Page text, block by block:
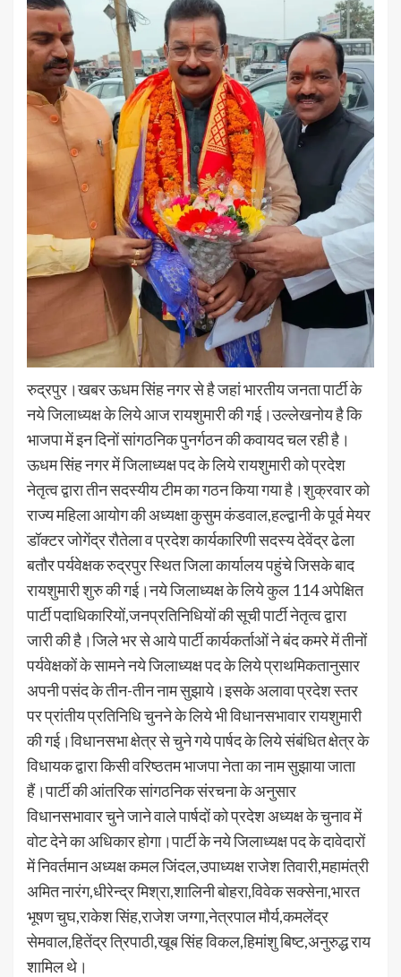
रुद्रपुर।खबर ऊधम सिंह नगर से है जहां भारतीय जनता पार्टी के
नये जिलाध्यक्ष के लिये आज रायशुमारी की गई।उल्लेखनोय है कि
भाजपा में इन दिनों सांगठनिक पुनर्गठन की कवायद चल रही है।
ऊधम सिंह नगर में जिलाध्यक्ष पद के लिये रायशुमारी को प्रदेश
नेतृत्व द्वारा तीन सदस्यीय टीम का गठन किया गया है।शुक्रवार को
राज्य महिला आयोग की अध्यक्षा कुसुम कंडवाल,हल्द्वानी के पूर्व मेयर
डॉक्टर जोगेंद्र रौतेला व प्रदेश कार्यकारिणी सदस्य देवेंद्र ढेला
बतौर पर्यवेक्षक रुद्रपुर स्थित जिला कार्यालय पहुंचे जिसके बाद
रायशुमारी शुरु की गई।नये जिलाध्यक्ष के लिये कुल 114 अपेक्षित
पार्टी पदाधिकारियों,जनप्रतिनिधियों की सूची पार्टी नेतृत्व द्वारा
जारी की है।जिले भर से आये पार्टी कार्यकर्ताओं ने बंद कमरे में तीनों
पर्यवेक्षकों के सामने नये जिलाध्यक्ष पद के लिये प्राथमिकतानुसार
अपनी पसंद के तीन-तीन नाम सुझाये।इसके अलावा प्रदेश स्तर
पर प्रांतीय प्रतिनिधि चुनने के लिये भी विधानसभावार रायशुमारी
की गई।विधानसभा क्षेत्र से चुने गये पार्षद के लिये संबंधित क्षेत्र के
विधायक द्वारा किसी वरिष्ठतम भाजपा नेता का नाम सुझाया जाता
हैं।पार्टी की आंतरिक सांगठनिक संरचना के अनुसार
विधानसभावार चुने जाने वाले पार्षदों को प्रदेश अध्यक्ष के चुनाव में
वोट देने का अधिकार होगा।पार्टी के नये जिलाध्यक्ष पद के दावेदारों
में निवर्तमान अध्यक्ष कमल जिंदल,उपाध्यक्ष राजेश तिवारी,महामंत्री
अमित नारंग,धीरेन्द्र मिश्रा,शालिनी बोहरा,विवेक सक्सेना,भारत
भूषण चुघ,राकेश सिंह,राजेश जग्गा,नेत्रपाल मौर्य,कमलेंद्र
सेमवाल,हितेंद्र त्रिपाठी,खूब सिंह विकल,हिमांशु बिष्ट,अनुरुद्ध राय
शामिल थे।